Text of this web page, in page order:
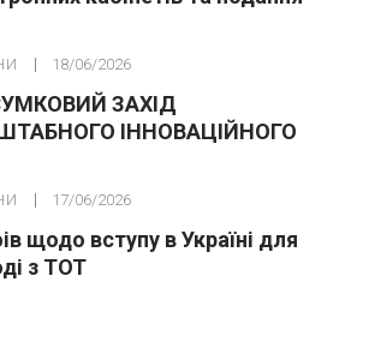
18/06/2026
ЗАХІД
ІННОВАЦІЙНОГО
17/06/2026
щодо вступу в Україні для
з ТОТ